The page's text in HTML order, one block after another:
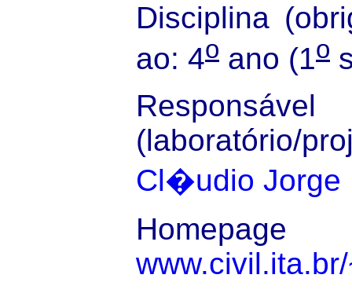
Disciplina
ao: 4o ano (1o
Responsável
(laboratório/
Cl�udio Jorge